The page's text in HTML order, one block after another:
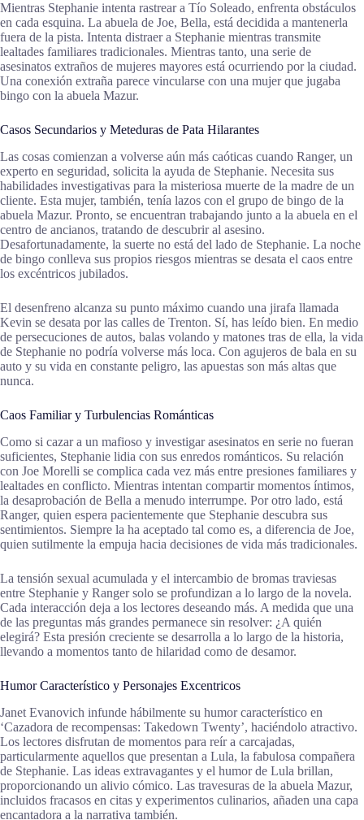
Mientras Stephanie intenta rastrear a Tío Soleado, enfrenta obstáculos
en cada esquina. La abuela de Joe, Bella, está decidida a mantenerla
fuera de la pista. Intenta distraer a Stephanie mientras transmite
lealtades familiares tradicionales. Mientras tanto, una serie de
asesinatos extraños de mujeres mayores está ocurriendo por la ciudad.
Una conexión extraña parece vincularse con una mujer que jugaba
bingo con la abuela Mazur.
Casos Secundarios y Meteduras de Pata Hilarantes
Las cosas comienzan a volverse aún más caóticas cuando Ranger, un
experto en seguridad, solicita la ayuda de Stephanie. Necesita sus
habilidades investigativas para la misteriosa muerte de la madre de un
cliente. Esta mujer, también, tenía lazos con el grupo de bingo de la
abuela Mazur. Pronto, se encuentran trabajando junto a la abuela en el
centro de ancianos, tratando de descubrir al asesino.
Desafortunadamente, la suerte no está del lado de Stephanie. La noche
de bingo conlleva sus propios riesgos mientras se desata el caos entre
los excéntricos jubilados.
El desenfreno alcanza su punto máximo cuando una jirafa llamada
Kevin se desata por las calles de Trenton. Sí, has leído bien. En medio
de persecuciones de autos, balas volando y matones tras de ella, la vida
de Stephanie no podría volverse más loca. Con agujeros de bala en su
auto y su vida en constante peligro, las apuestas son más altas que
nunca.
Caos Familiar y Turbulencias Románticas
Como si cazar a un mafioso y investigar asesinatos en serie no fueran
suficientes, Stephanie lidia con sus enredos románticos. Su relación
con Joe Morelli se complica cada vez más entre presiones familiares y
lealtades en conflicto. Mientras intentan compartir momentos íntimos,
la desaprobación de Bella a menudo interrumpe. Por otro lado, está
Ranger, quien espera pacientemente que Stephanie descubra sus
sentimientos. Siempre la ha aceptado tal como es, a diferencia de Joe,
quien sutilmente la empuja hacia decisiones de vida más tradicionales.
La tensión sexual acumulada y el intercambio de bromas traviesas
entre Stephanie y Ranger solo se profundizan a lo largo de la novela.
Cada interacción deja a los lectores deseando más. A medida que una
de las preguntas más grandes permanece sin resolver: ¿A quién
elegirá? Esta presión creciente se desarrolla a lo largo de la historia,
llevando a momentos tanto de hilaridad como de desamor.
Humor Característico y Personajes Excentricos
Janet Evanovich infunde hábilmente su humor característico en
‘Cazadora de recompensas: Takedown Twenty’, haciéndolo atractivo.
Los lectores disfrutan de momentos para reír a carcajadas,
particularmente aquellos que presentan a Lula, la fabulosa compañera
de Stephanie. Las ideas extravagantes y el humor de Lula brillan,
proporcionando un alivio cómico. Las travesuras de la abuela Mazur,
incluidos fracasos en citas y experimentos culinarios, añaden una capa
encantadora a la narrativa también.